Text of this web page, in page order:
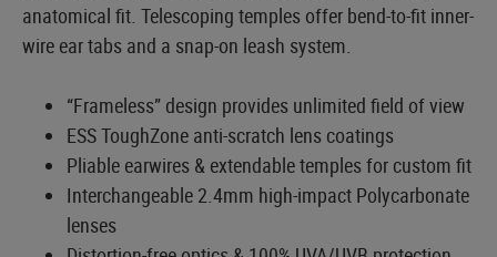
anatomical fit. Telescoping temples offer bend-to-fit inner-
wire ear tabs and a snap-on leash system.
“Frameless” design provides unlimited field of view
ESS ToughZone anti-scratch lens coatings
Pliable earwires & extendable temples for custom fit
Interchangeable 2.4mm high-impact Polycarbonate
lenses